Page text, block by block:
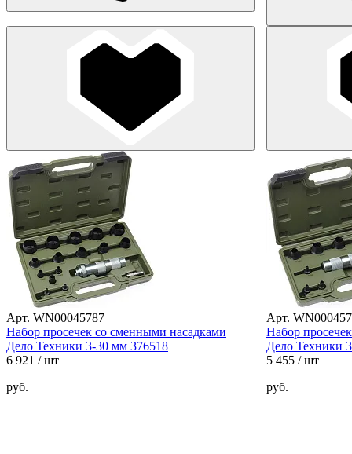
Арт. WN00045787
Набор просечек со сменными насадками
Дело Техники 3-30 мм 376518
6 921 / шт
руб.
Арт.
Набор
Дело Техники
5 455 / шт
руб.